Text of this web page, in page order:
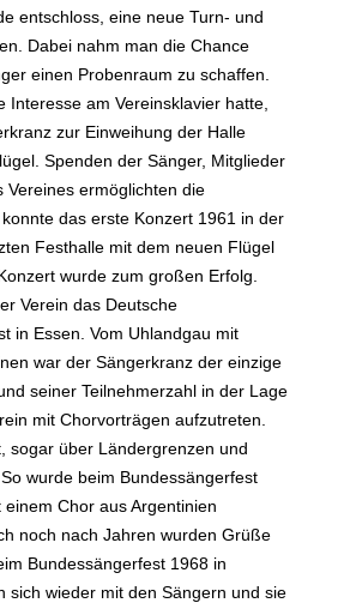
entschloss, eine neue Turn- und
Dabei nahm man die Chance
einen Probenraum zu schaffen.
Interesse am Vereinsklavier hatte,
zur Einweihung der Halle
Spenden der Sänger, Mitglieder
Vereines ermöglichten die
das erste Konzert 1961 in der
Festhalle mit dem neuen Flügel
wurde zum großen Erfolg.
Verein das Deutsche
in Essen. Vom Uhlandgau mit
war der Sängerkranz der einzige
seiner Teilnehmerzahl in der Lage
mit Chorvorträgen aufzutreten.
sogar über Ländergrenzen und
wurde beim Bundessängerfest
Chor aus Argentinien
noch nach Jahren wurden Grüße
Bundessängerfest 1968 in
sich wieder mit den Sängern und sie